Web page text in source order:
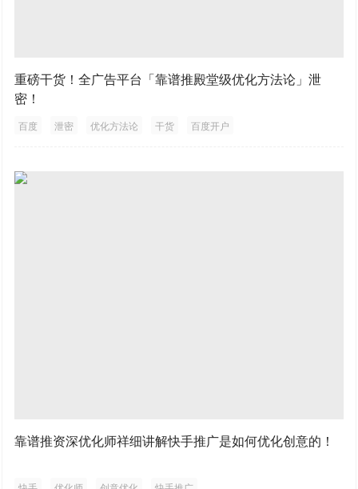
重磅干货！全广告平台「靠谱推殿堂级优化方法论」泄
密！
百度 泄密 优化方法论 干货 百度开户
靠谱推资深优化师祥细讲解快手推广是如何优化创意的！